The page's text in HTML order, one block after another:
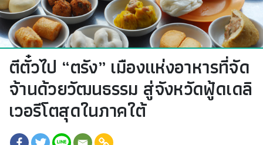
ตีตั๋วไป “ตรัง” เมืองแห่งอาหารที่จัด
จ้านด้วยวัฒนธรรม สู่จังหวัดฟู้ดเดลิ
เวอรีโตสุดในภาคใต้